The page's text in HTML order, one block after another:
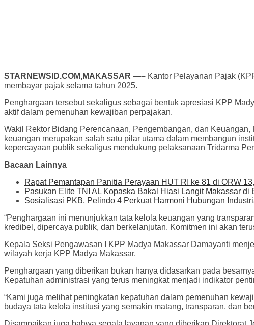
STARNEWSID.COM,MAKASSAR —– Kantor Pelayanan Pajak
membayar pajak selama tahun 2025.
Penghargaan tersebut sekaligus sebagai bentuk apresiasi KPP
aktif dalam pemenuhan kewajiban perpajakan.
Wakil Rektor Bidang Perencanaan, Pengembangan, dan
keuangan merupakan salah satu pilar utama dalam membangun
kepercayaan publik sekaligus mendukung pelaksanaan Tridarma
Bacaan Lainnya
Rapat Pemantapan Panitia Perayaan HUT RI ke 81 di ORW
Pasukan Elite TNI AL Kopaska Bakal Hiasi Langit Makassar di
Sosialisasi PKB, Pelindo 4 Perkuat Harmoni Hubungan
“Penghargaan ini menunjukkan tata kelola keuangan yang
kredibel, dipercaya publik, dan berkelanjutan. Komitmen ini akan
Kepala Seksi Pengawasan I KPP Madya Makassar Damayanti
wilayah kerja KPP Madya Makassar.
Penghargaan yang diberikan bukan hanya didasarkan pada
Kepatuhan administrasi yang terus meningkat menjadi indikator
“Kami juga melihat peningkatan kepatuhan dalam pemenuhan
budaya tata kelola institusi yang semakin matang, transparan, dan